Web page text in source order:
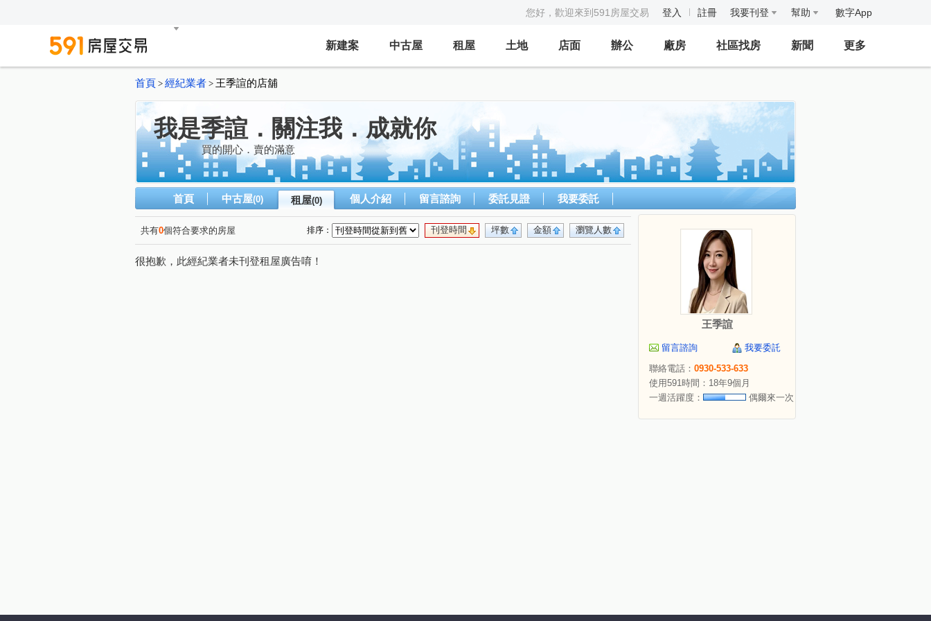
您好，歡迎來到591房屋交易 登入 註冊 我要刊登 幫助 數字App
新建案 中古屋 租屋 土地 店面 辦公 廠房 社區找房 新聞 更多
首頁 > 經紀業者 > 王季諠的店舖
我是季諠．關注我．成就你
買的開心．賣的滿意
首頁 中古屋(0) 租屋(0) 個人介紹 留言諮詢 委託見證 我要委託
共有0個符合要求的房屋 瀏覽人數
金額
坪數
刊登時間
排序：
很抱歉，此經紀業者未刊登租屋廣告唷！
王季諠
留言諮詢
我要委託
聯絡電話： 0930-533-633
使用591時間：18年9個月
一週活躍度：
偶爾來一次